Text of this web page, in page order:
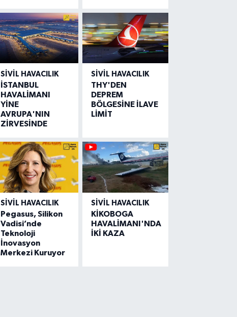
SIVIL HAVACILIK
İSTANBUL
HAVALİMANI
YİNE
AVRUPA'NIN
ZİRVESİNDE
SIVIL HAVACILIK
THY'DEN
DEPREM
BÖLGESİNE İLAVE
LİMİT
SIVIL HAVACILIK
Pegasus, Silikon
Vadisi’nde
Teknoloji
İnovasyon
Merkezi Kuruyor
SIVIL HAVACILIK
KİKOBOGA
HAVALİMANI'NDA
İKİ KAZA